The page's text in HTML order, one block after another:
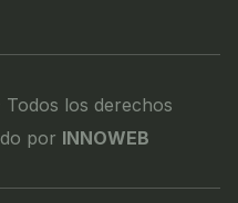
los derechos
por INNOWEB